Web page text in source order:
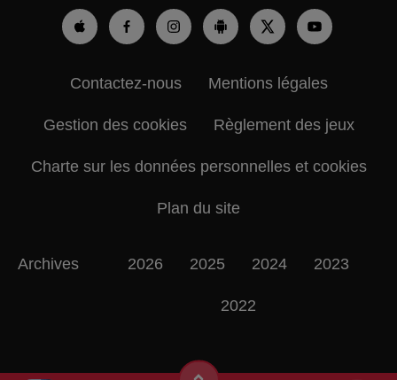
Contactez-nous Mentions légales
Gestion des cookies Règlement des jeux
Charte sur les données personnelles et cookies
Plan du site
Archives 2026 2025 2024 2023
2022